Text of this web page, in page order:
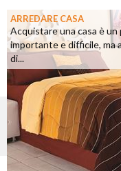
ARREDARE CASA
Acquistare una casa è
importante e difficile, ma
di...
©2026 - casapratica.net